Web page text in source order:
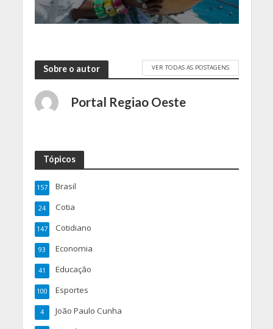
Sobre o autor VER TODAS AS POSTAGENS
Portal Regiao Oeste
Tópicos
Brasil
157
Cotia
24
Cotidiano
147
Economia
93
Educação
41
Esportes
100
João Paulo Cunha
4